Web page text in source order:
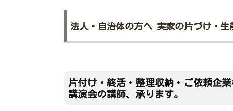
法人・自治体の方へ 実家の片づけ・生
片付け・終活・ 整理収納・ご依頼企
講演会の講師、承ります。